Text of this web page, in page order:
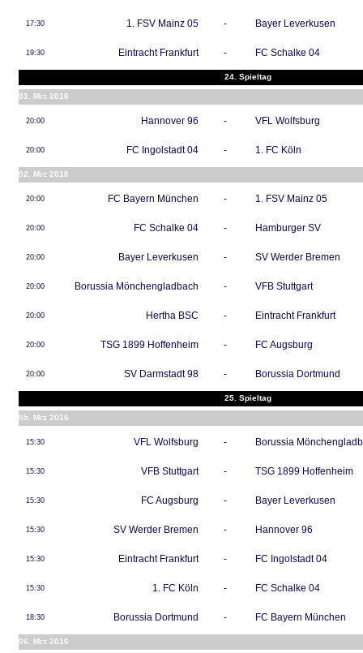
17:30 1. FSV Mainz 05 - Bayer Leverkusen
19:30 Eintracht Frankfurt - FC Schalke 04
24. Spieltag
01. Mrz 2016
20:00 Hannover 96 - VFL Wolfsburg
20:00 FC Ingolstadt 04 - 1. FC Köln
02. Mrz 2016
20:00 FC Bayern München - 1. FSV Mainz 05
20:00 FC Schalke 04 - Hamburger SV
20:00 Bayer Leverkusen - SV Werder Bremen
20:00 Borussia Mönchengladbach - VFB Stuttgart
20:00 Hertha BSC - Eintracht Frankfurt
20:00 TSG 1899 Hoffenheim - FC Augsburg
20:00 SV Darmstadt 98 - Borussia Dortmund
25. Spieltag
05. Mrz 2016
15:30 VFL Wolfsburg - Borussia
15:30 VFB Stuttgart - TSG 1899 Hoffenheim
15:30 FC Augsburg - Bayer Leverkusen
15:30 SV Werder Bremen - Hannover 96
15:30 Eintracht Frankfurt - FC Ingolstadt 04
15:30 1. FC Köln - FC Schalke 04
18:30 Borussia Dortmund - FC Bayern München
06. Mrz 2016